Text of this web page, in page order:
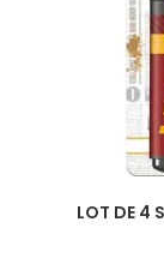
LOT DE 4